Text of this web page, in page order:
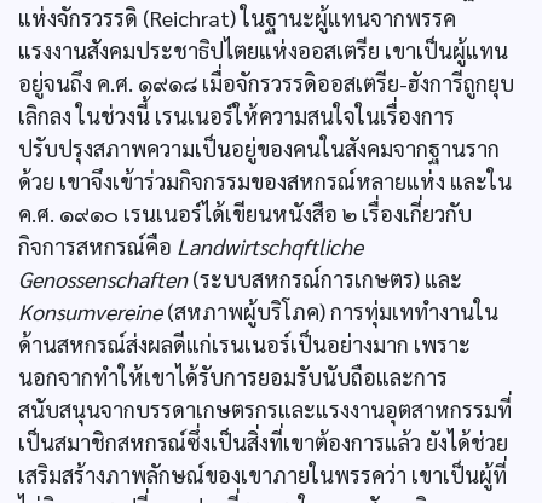
แห่งจักรวรรดิ (Reichrat) ในฐานะผู้แทนจากพรรค
แรงงานสังคมประชาธิปไตยแห่งออสเตรีย เขาเป็นผู้แทน
อยู่จนถึง ค.ศ. ๑๙๑๘ เมื่อจักรวรรดิออสเตรีย-ฮังการีถูกยุบ
เลิกลง ในช่วงนี้ เรนเนอร์ให้ความสนใจในเรื่องการ
ปรับปรุงสภาพความเป็นอยู่ของคนในสังคมจากฐานราก
ด้วย เขาจึงเข้าร่วมกิจกรรมของสหกรณ์หลายแห่ง และใน
ค.ศ. ๑๙๑๐ เรนเนอร์ได้เขียนหนังสือ ๒ เรื่องเกี่ยวกับ
กิจการสหกรณ์คือ Landwirtschqftliche
Genossenschaften(ระบบสหกรณ์การเกษตร) และ
Konsumvereine(สหภาพผู้บริโภค) การทุ่มเททำงานใน
ด้านสหกรณ์ส่งผลดีแก่เรนเนอร์เป็นอย่างมาก เพราะ
นอกจากทำให้เขาได้รับการยอมรับนับถือและการ
สนับสนุนจากบรรดาเกษตรกรและแรงงานอุตสาหกรรมที่
เป็นสมาชิกสหกรณ์ซึ่งเป็นสิ่งที่เขาต้องการแล้ว ยังได้ช่วย
เสริมสร้างภาพลักษณ์ของเขาภายในพรรคว่า เขาเป็นผู้ที่